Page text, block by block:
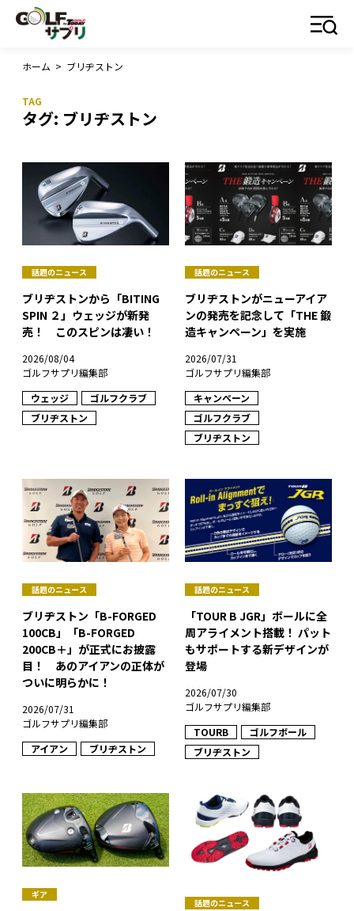
ホーム > ブリヂストン
タグ: ブリヂストン
話題のニュース
ブリヂストンから「BITING
SPIN ２」ウェッジが新発
売！ このスピンは凄い！
2026/08/04
ゴルフサプリ編集部
ウェッジ
ゴルフクラブ
ブリヂストン
話題のニュース
ブリヂストンがニューアイア
ンの発売を記念して「THE 鍛
造キャンペーン」を実施
2026/07/31
ゴルフサプリ編集部
キャンペーン
ゴルフクラブ
ブリヂストン
話題のニュース
ブリヂストン「B-FORGED
100CB」「B-FORGED
200CB＋」が正式にお披露
目！ あのアイアンの正体が
ついに明らかに！
2026/07/31
ゴルフサプリ編集部
アイアン
ブリヂストン
話題のニュース
「TOUR B JGR」ボールに全
周アライメント搭載！ パット
もサポートする新デザインが
登場
2026/07/30
ゴルフサプリ編集部
TOURB
ゴルフボール
ブリヂストン
ギア
話題のニュース